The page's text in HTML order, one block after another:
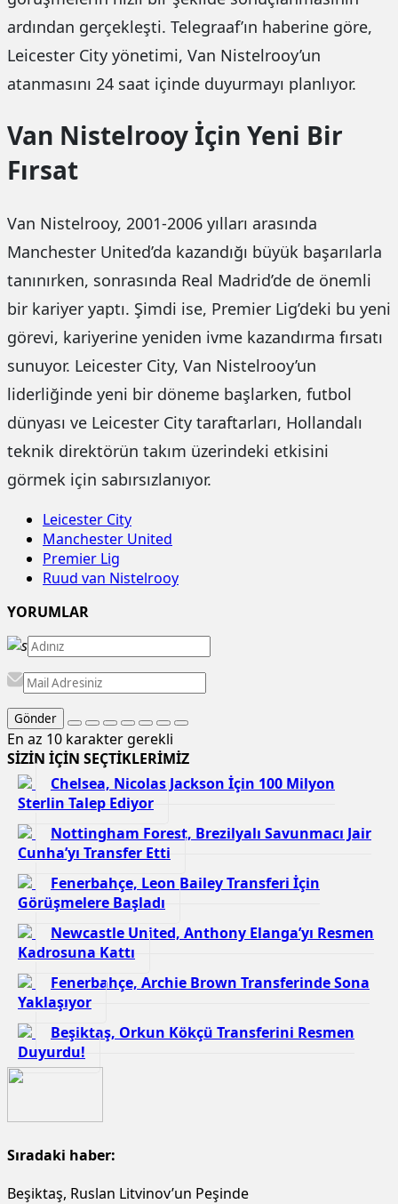
ardından gerçekleşti. Telegraaf’ın haberine göre,
Leicester City yönetimi, Van Nistelrooy’un
atanmasını 24 saat içinde duyurmayı planlıyor.
Van Nistelrooy İçin Yeni Bir
Fırsat
Van Nistelrooy, 2001-2006 yılları arasında
Manchester United’da kazandığı büyük başarılarla
tanınırken, sonrasında Real Madrid’de de önemli
bir kariyer yaptı. Şimdi ise, Premier Lig’deki bu yeni
görevi, kariyerine yeniden ivme kazandırma fırsatı
sunuyor. Leicester City, Van Nistelrooy’un
liderliğinde yeni bir döneme başlarken, futbol
dünyası ve Leicester City taraftarları, Hollandalı
teknik direktörün takım üzerindeki etkisini
görmek için sabırsızlanıyor.
Leicester City
Manchester United
Premier Lig
Ruud van Nistelrooy
YORUMLAR
Gönder
En az 10 karakter gerekli
SİZİN İÇİN SEÇTİKLERİMİZ
Chelsea, Nicolas Jackson İçin 100 Milyon
Sterlin Talep Ediyor
Nottingham Forest, Brezilyalı Savunmacı Jair
Cunha’yı Transfer Etti
Fenerbahçe, Leon Bailey Transferi İçin
Görüşmelere Başladı
Newcastle United, Anthony Elanga’yı Resmen
Kadrosuna Kattı
Fenerbahçe, Archie Brown Transferinde Sona
Yaklaşıyor
Beşiktaş, Orkun Kökçü Transferini Resmen
Duyurdu!
Sıradaki haber:
Beşiktaş, Ruslan Litvinov’un Peşinde